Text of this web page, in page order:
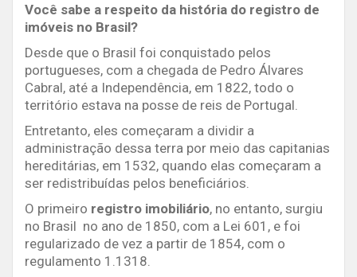
Você sabe a respeito da história do registro de
imóveis no Brasil?
Desde que o Brasil foi conquistado pelos
portugueses, com a chegada de Pedro Álvares
Cabral, até a Independência, em 1822, todo o
território estava na posse de reis de Portugal.
Entretanto, eles começaram a dividir a
administração dessa terra por meio das capitanias
hereditárias, em 1532, quando elas começaram a
ser redistribuídas pelos beneficiários.
O primeiro registro imobiliário, no entanto, surgiu
no Brasil no ano de 1850, com a Lei 601, e foi
regularizado de vez a partir de 1854, com o
regulamento 1.1318.